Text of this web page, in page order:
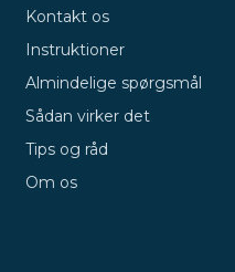
Kontakt os
Instruktioner
Almindelige spørgsmål
Sådan virker det
Tips og råd
Om os